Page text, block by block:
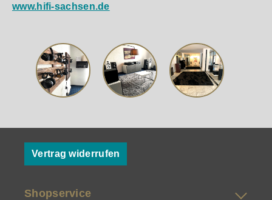
www.hifi-sachsen.de
Vertrag widerrufen
Shopservice